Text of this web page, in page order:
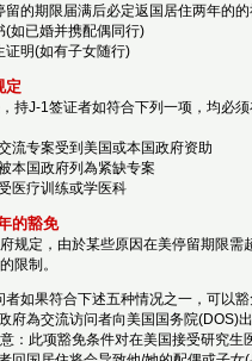
留的期限届满后必定返国居住两年的
(如已婚并携配偶同行)
证明(如有子女随行)
定
持J-1签证者如符合下列一项，均必
流专案受到美国或本国政府资助
本国政府列為紧缺专案
美国接受医
的豁免
规定，由於某些原因在美停留期限
限制。
者如果符合下述五种情况之一，可以豁
府為交流访问者向美国国务院(DOS)
：此项豁免条件对在美国接受研究生